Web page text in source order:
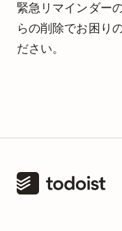
緊急リマインダー
らの削除でお困り
ださい。